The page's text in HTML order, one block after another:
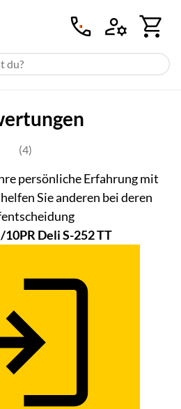
Bewertung: 5 von 5 (4
(4)
persönliche Erfahrung mit
Sie anderen bei deren
Deli S-252 TT